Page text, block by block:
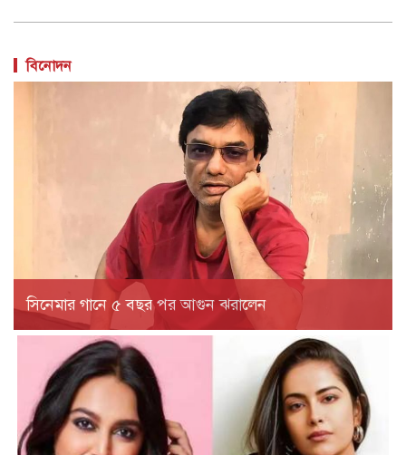
বিনোদন
সিনেমার গানে ৫ বছর পর আগুন ঝরালেন